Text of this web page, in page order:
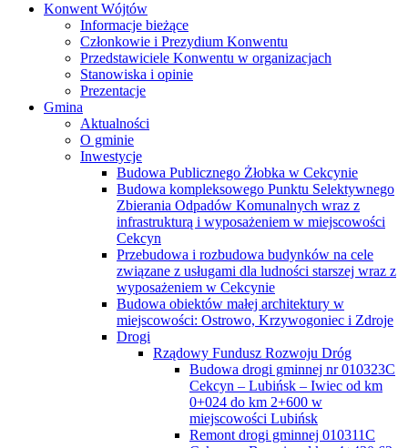
Konwent Wójtów
Informacje bieżące
Członkowie i Prezydium Konwentu
Przedstawiciele Konwentu w organizacjach
Stanowiska i opinie
Prezentacje
Gmina
Aktualności
O gminie
Inwestycje
Budowa Publicznego Żłobka w Cekcynie
Budowa kompleksowego Punktu Selektywnego
Zbierania Odpadów Komunalnych wraz z
infrastrukturą i wyposażeniem w miejscowości
Cekcyn
Przebudowa i rozbudowa budynków na cele
związane z usługami dla ludności starszej wraz z
wyposażeniem w Cekcynie
Budowa obiektów małej architektury w
miejscowości: Ostrowo, Krzywogoniec i Zdroje
Drogi
Rządowy Fundusz Rozwoju Dróg
Budowa drogi gminnej nr 010323C
Cekcyn – Lubińsk – Iwiec od km
0+024 do km 2+600 w
miejscowości Lubińsk
Remont drogi gminnej 010311C